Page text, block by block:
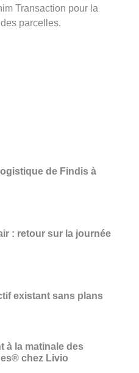
Transaction pour la
parcelles.
de Findis à
: retour sur la journée
existant sans plans
à la matinale des
chez Livio